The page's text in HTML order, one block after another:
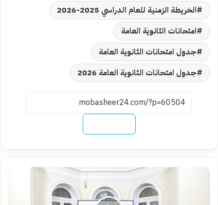
الخريطة الزمنية للعام الدراسي 2025-2026
امتحانات الثانوية العامة
جدول امتحانات الثانوية العامة
جدول امتحانات الثانوية العامة 2026
بعد